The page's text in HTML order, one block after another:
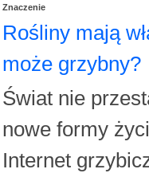
Znaczenie
Rośliny mają
może grzybny?
Świat nie
nowe formy
Internet